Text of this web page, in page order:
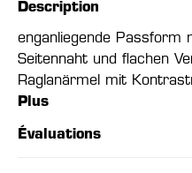
Description
enganliegende Passform
Seitennaht und flachen
Raglanärmel mit
Plus
Évaluations